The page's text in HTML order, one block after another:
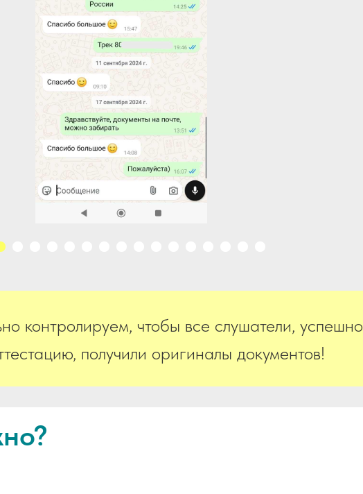
контролируем, чтобы все слушатели, успешно
получили оригиналы документов!